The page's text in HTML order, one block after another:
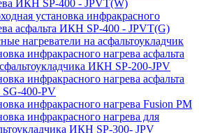
ИКН SP-400 - JPVT(W)
установка инфракрасного
асфальта ИКН SP-400 - JPVT(G)
нагреватели на асфальтоукладчик
инфракрасного нагрева асфальта
ИКН SP-200-JPV
инфракрасного нагрева асфальта
400-PV
инфракрасного нагрева Fusion PM
инфракрасного нагрева для
ИКН SP-300- JPV